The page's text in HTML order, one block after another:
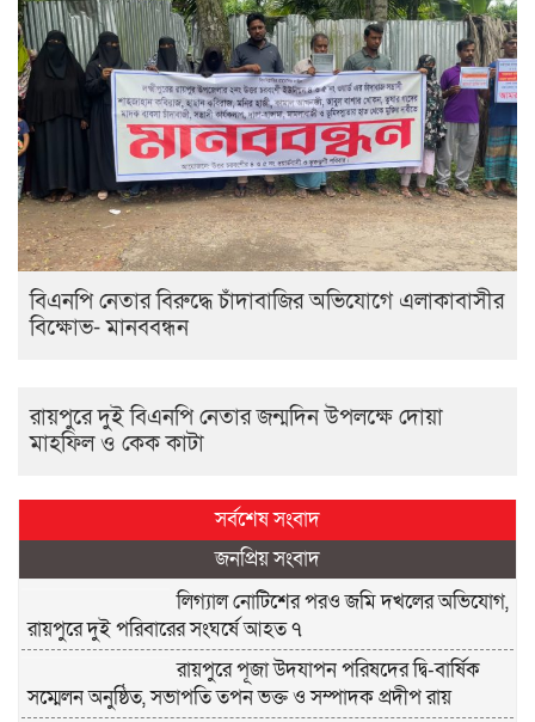
বিএনপি নেতার বিরুদ্ধে চাঁদাবাজির অভিযোগে এলাকাবাসীর
বিক্ষোভ- মানববন্ধন
রায়পুরে দুই বিএনপি নেতার জন্মদিন উপলক্ষে দোয়া
মাহফিল ও কেক কাটা
সর্বশেষ সংবাদ
জনপ্রিয় সংবাদ
লিগ্যাল নোটিশের পরও জমি দখলের অভিযোগ,
রায়পুরে দুই পরিবারের সংঘর্ষে আহত ৭
রায়পুরে পূজা উদযাপন পরিষদের দ্বি-বার্ষিক
সম্মেলন অনুষ্ঠিত, সভাপতি তপন ভক্ত ও সম্পাদক প্রদীপ রায়